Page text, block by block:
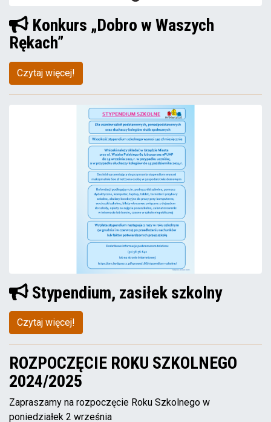
Konkurs „Dobro w Waszych
Rękach”
Czytaj więcej!
Stypendium, zasiłek szkolny
Czytaj więcej!
ROZPOCZĘCIE ROKU SZKOLNEGO
2024/2025
Zapraszamy na rozpoczęcie Roku Szkolnego w
poniedziałek 2 września